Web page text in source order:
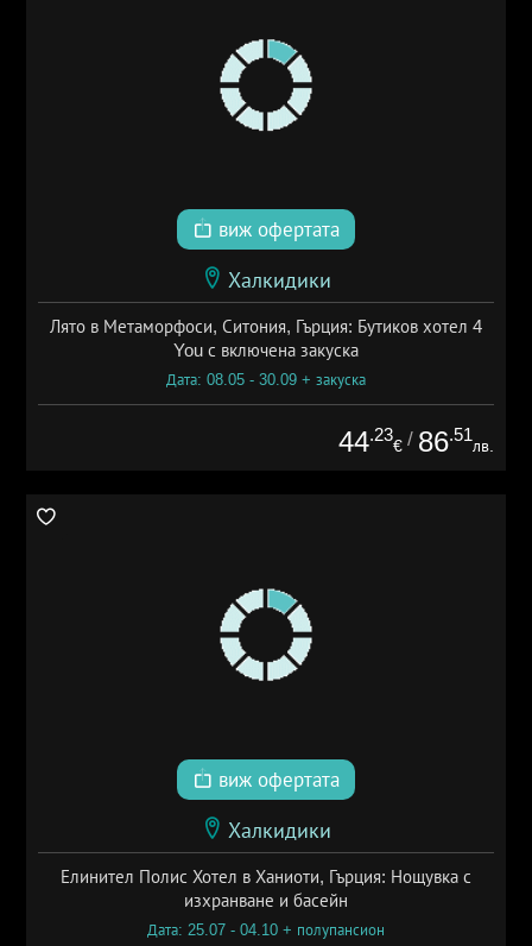
виж офертата
Халкидики
Лято в Метаморфоси, Ситония, Гърция: Бутиков хотел 4
You с включена закуска
Дата: 08.05 - 30.09 + закуска
44.23
€ / 86.51
лв.
виж офертата
Халкидики
Елинител Полис Хотел в Ханиоти, Гърция: Нощувка с
изхранване и басейн
Дата: 25.07 - 04.10 + полупансион